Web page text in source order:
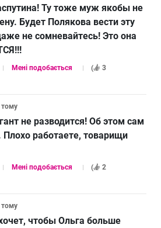
Ту тоже муж якобы не
Будет Полякова вести эту
не сомневайтесь! Это она
Мені подобається (
3
тому
не разводится! Об этом сам
работаете, товарищи
Мені подобається (
2
тому
чтобы Ольга больше